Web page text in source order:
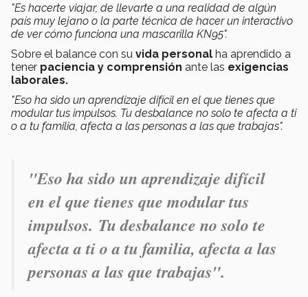
"Es hacerte viajar, de llevarte a una realidad de algún
país muy lejano o la parte técnica de hacer un interactivo
de ver cómo funciona una mascarilla KN95".
Sobre el balance con su vida personal ha aprendido a
tener paciencia y comprensión ante las exigencias
laborales.
"Eso ha sido un aprendizaje difícil en el que tienes que
modular tus impulsos. Tu desbalance no solo te afecta a ti
o a tu familia, afecta a las personas a las que trabajas".
"Eso ha sido un aprendizaje difícil
en el que tienes que modular tus
impulsos. Tu desbalance no solo te
afecta a ti o a tu familia, afecta a las
personas a las que trabajas".